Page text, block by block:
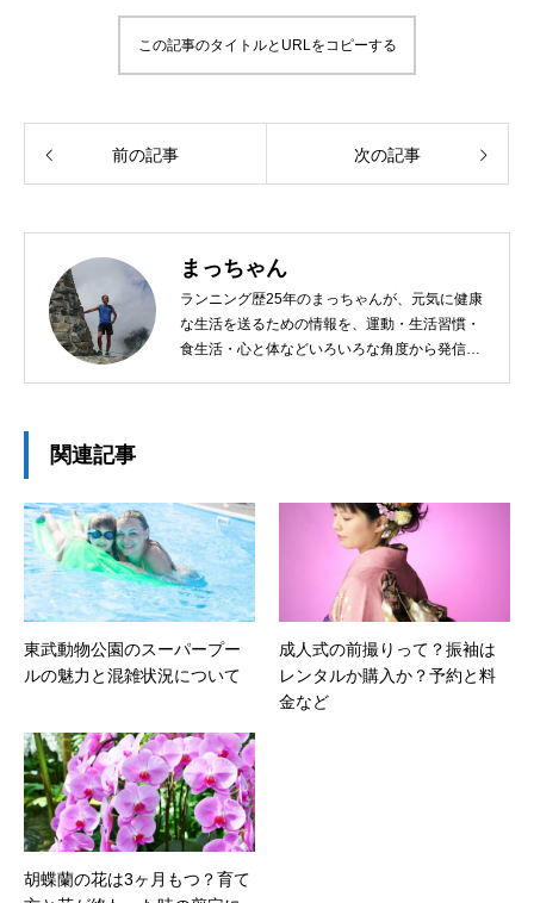
この記事のタイトルとURLをコピーする
前の記事 次の記事
まっちゃん
ランニング歴25年のまっちゃんが、元気に健康
な生活を送るための情報を、運動・生活習慣・
食生活・心と体などいろいろな角度から発信し
関連記事
東武動物公園のスーパープー
ルの魅力と混雑状況について
成人式の前撮りって？振袖は
レンタルか購入か？予約と料
金など
胡蝶蘭の花は3ヶ月もつ？育て